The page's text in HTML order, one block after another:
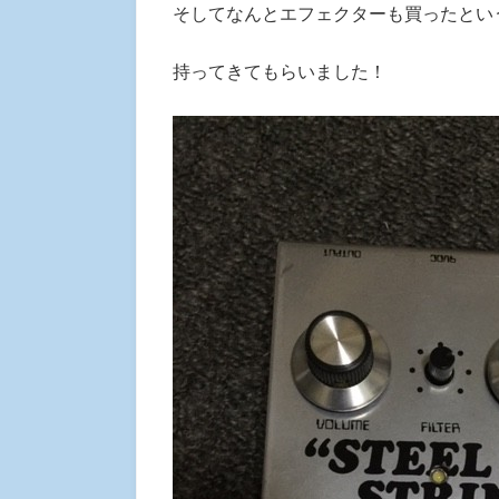
そしてなんとエフェクターも買ったとい
持ってきてもらいました！